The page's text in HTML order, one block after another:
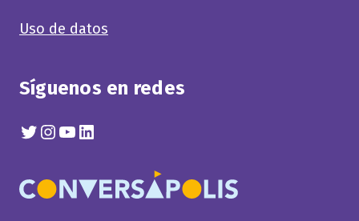
Uso de datos
Síguenos en redes
Twitter
Instagram
YouTube
Linkedin